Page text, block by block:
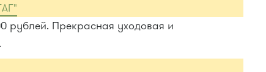
рублей. Прекрасная уходовая и